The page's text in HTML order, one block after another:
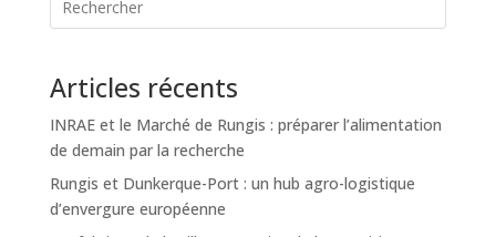
Articles récents
INRAE et le Marché de Rungis : préparer l’alimentation
de demain par la recherche
Rungis et Dunkerque-Port : un hub agro-logistique
d’envergure européenne